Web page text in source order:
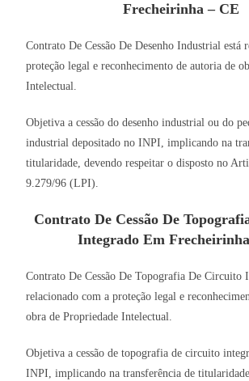
Frecheirinha – CE
Contrato De Cessão De Desenho Industrial está
proteção legal e reconhecimento de autoria de
Intelectual.
Objetiva a cessão do desenho industrial ou do
industrial depositado no INPI, implicando na
titularidade, devendo respeitar o disposto no
9.279/96 (LPI).
Contrato De Cessão De
Integrado Em
Contrato De Cessão De Topografia De Circuito
relacionado com a proteção legal e
obra de Propriedade Intelectual.
Objetiva a cessão de topografia de circuito
INPI, implicando na transferência de